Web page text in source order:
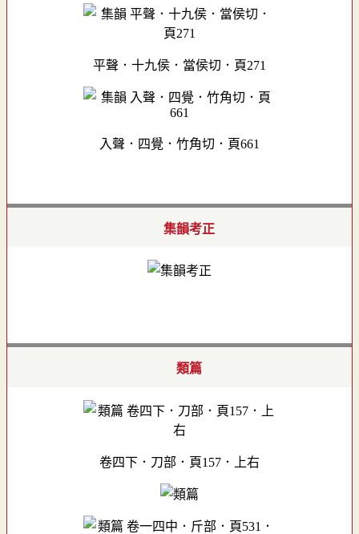
平聲．十九侯．當侯切．頁271
入聲．四覺．竹角切．頁661
集韻考正
類篇
卷四下．刀部．頁157．上右